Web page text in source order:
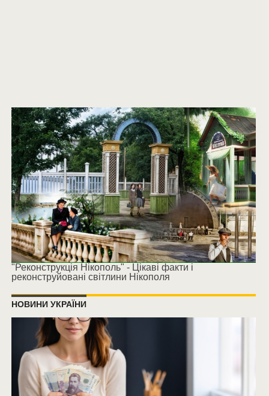
"Реконструкція Нікополь" - Цікаві факти і
реконструйовані світлини Нікополя
НОВИНИ УКРАЇНИ